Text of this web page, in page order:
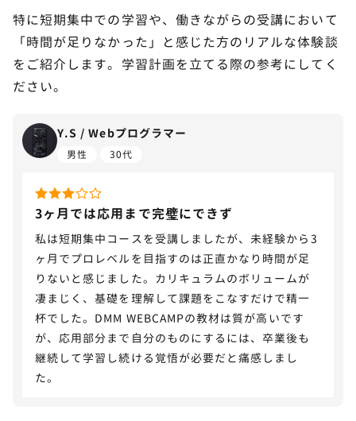
特に短期集中での学習や、働きながらの受講において
「時間が足りなかった」と感じた方のリアルな体験談
をご紹介します。学習計画を立てる際の参考にしてく
ださい。
Y.S / Webプログラマー
男性 30代
3ヶ月では応用まで完璧にできず
私は短期集中コースを受講しましたが、未経験から3
ヶ月でプロレベルを目指すのは正直かなり時間が足
りないと感じました。カリキュラムのボリュームが
凄まじく、基礎を理解して課題をこなすだけで精一
杯でした。DMM WEBCAMPの教材は質が高いです
が、応用部分まで自分のものにするには、卒業後も
継続して学習し続ける覚悟が必要だと痛感しまし
た。